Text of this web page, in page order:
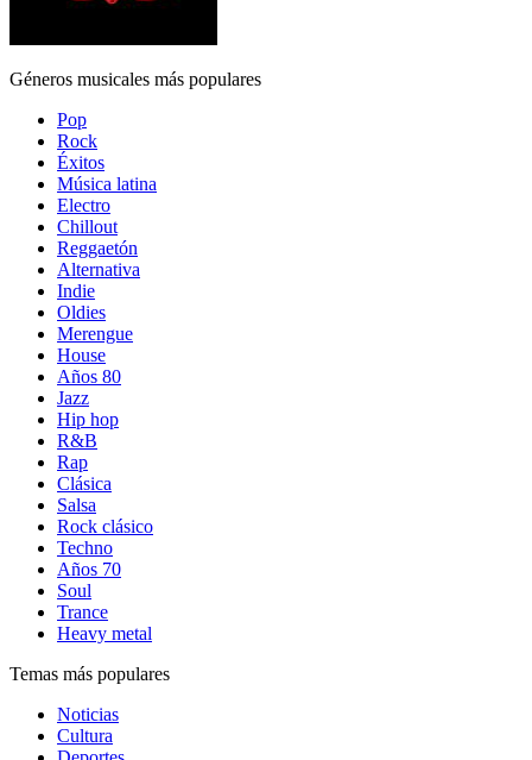
Géneros musicales más populares
Pop
Rock
Éxitos
Música latina
Electro
Chillout
Reggaetón
Alternativa
Indie
Oldies
Merengue
House
Años 80
Jazz
Hip hop
R&B
Rap
Clásica
Salsa
Rock clásico
Techno
Años 70
Soul
Trance
Heavy metal
Temas más populares
Noticias
Cultura